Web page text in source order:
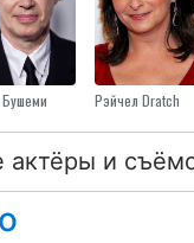
Рэйчел Dratch
актёры и